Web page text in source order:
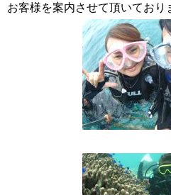
お客様を案内させて頂いており